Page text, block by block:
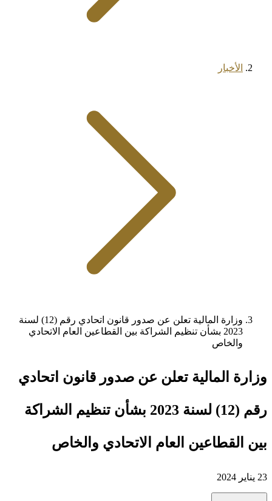
الأخبار
وزارة المالية تعلن عن صدور قانون اتحادي رقم (12) لسنة
2023 بشأن تنظيم الشراكة بين القطاعين العام الاتحادي
والخاص
وزارة المالية تعلن عن صدور قانون اتحادي
رقم (12) لسنة 2023 بشأن تنظيم الشراكة
بين القطاعين العام الاتحادي والخاص
23 يناير 2024